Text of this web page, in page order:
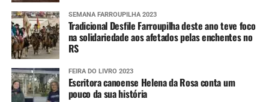
SEMANA FARROUPILHA 2023
Tradicional Desfile Farroupilha deste ano teve foco
na solidariedade aos afetados pelas enchentes no
RS
FEIRA DO LIVRO 2023
Escritora canoense Helena da Rosa conta um
pouco da sua história